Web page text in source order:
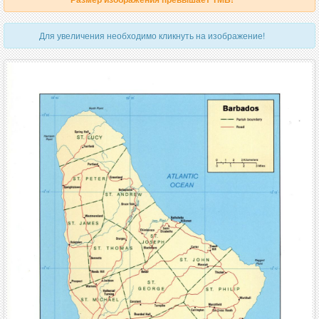
Для увеличения необходимо кликнуть на изображение!